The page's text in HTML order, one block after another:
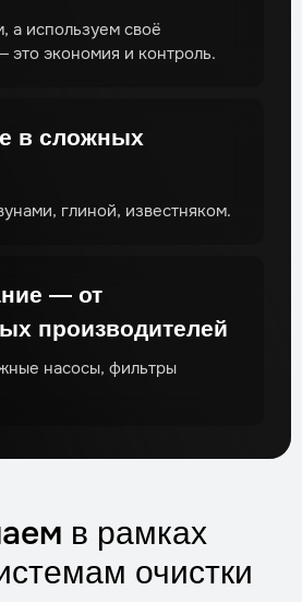
а используем своё
экономия и контроль.
в сложных
глиной, известняком.
— от
производителей
насосы, фильтры
в рамках
очистки